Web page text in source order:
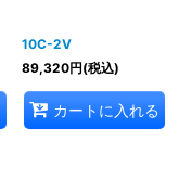
10C-2V
89,320円(税込)
カートに入れる